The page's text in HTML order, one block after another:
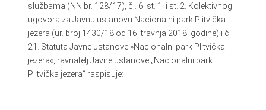
službama (NN br. 128/17), čl. 6. st. 1. i st. 2. Kolektivnog
ugovora za Javnu ustanovu Nacionalni park Plitvička
jezera (ur. broj 1430/18 od 16. travnja 2018. godine) i čl.
21. Statuta Javne ustanove »Nacionalni park Plitvička
jezera«, ravnatelj Javne ustanove „Nacionalni park
Plitvička jezera“ raspisuje: